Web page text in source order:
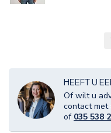
HEEFT U
Of wilt u
contact met
of 035 538